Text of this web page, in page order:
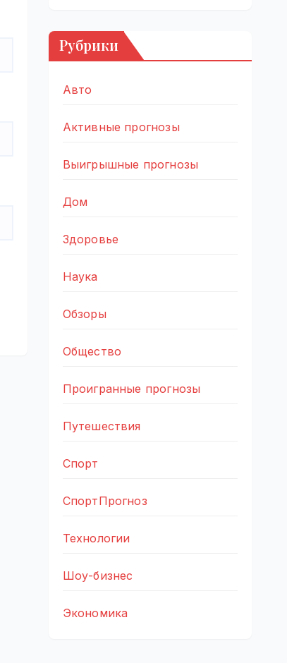
Рубрики
Авто
Активные прогнозы
Выигрышные прогнозы
Дом
Здоровье
Наука
Обзоры
Общество
Проигранные прогнозы
Путешествия
Спорт
СпортПрогноз
Технологии
Шоу-бизнес
Экономика